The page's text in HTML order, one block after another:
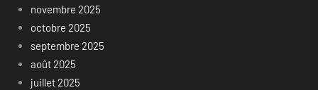
novembre 2025
octobre 2025
septembre 2025
août 2025
juillet 2025